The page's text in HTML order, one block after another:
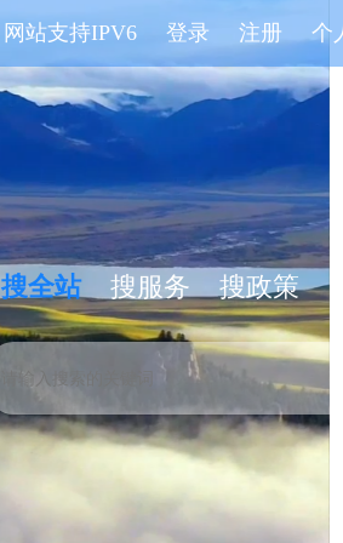
网站支持IPV6 登录 注册 个
搜全站 搜服务 搜政策